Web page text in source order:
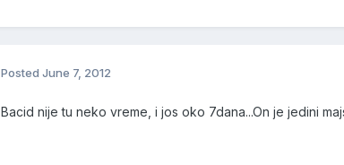
Posted June 7, 2012
Bacid nije tu neko vreme, i jos oko 7dana...On je jedini